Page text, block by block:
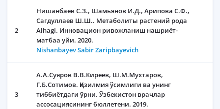
2
Нишанбаев С.З., Шамьянов И.Д., Арипова С.Ф.,
Сагдуллаев Ш.Ш.. Метаболиты растений рода
Alhagi. Инновацион ривожланиш нашриёт-
матбаа уйи. 2020.
Nishanbayev Sabir Zaripbayevich
3
А.А.Суяров В.В.Киреев, Ш.М.Мухтаров,
Г.Б.Сотимов. Қизилмия ўсимлиги ва унинг
тиббиётдаги ўрни. Ўзбекистон врачлар
ассосациясининг бюллетени. 2019.